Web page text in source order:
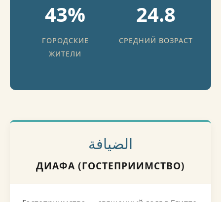
43%
ГОРОДСКИЕ
ЖИТЕЛИ
24.8
СРЕДНИЙ ВОЗРАСТ
الضيافة
ДИАФА (ГОСТЕПРИИМСТВО)